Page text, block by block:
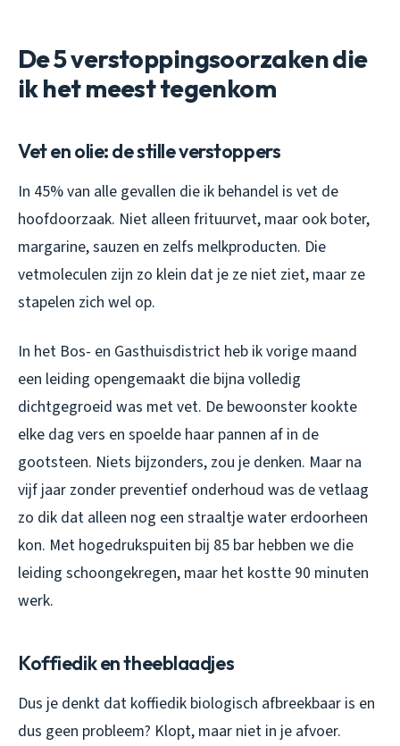
De 5 verstoppingsoorzaken die
ik het meest tegenkom
Vet en olie: de stille verstoppers
In 45% van alle gevallen die ik behandel is vet de
hoofdoorzaak. Niet alleen frituurvet, maar ook boter,
margarine, sauzen en zelfs melkproducten. Die
vetmoleculen zijn zo klein dat je ze niet ziet, maar ze
stapelen zich wel op.
In het Bos- en Gasthuisdistrict heb ik vorige maand
een leiding opengemaakt die bijna volledig
dichtgegroeid was met vet. De bewoonster kookte
elke dag vers en spoelde haar pannen af in de
gootsteen. Niets bijzonders, zou je denken. Maar na
vijf jaar zonder preventief onderhoud was de vetlaag
zo dik dat alleen nog een straaltje water erdoorheen
kon. Met hogedrukspuiten bij 85 bar hebben we die
leiding schoongekregen, maar het kostte 90 minuten
werk.
Koffiedik en theeblaadjes
Dus je denkt dat koffiedik biologisch afbreekbaar is en
dus geen probleem? Klopt, maar niet in je afvoer.